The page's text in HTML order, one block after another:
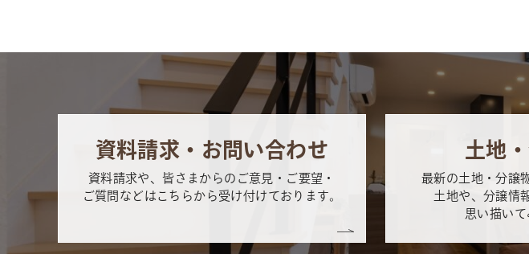
資料請求・お問い合わせ
資料請求や、皆さまからのご意見・ご要望・
ご質問などはこちらから受け付けております。
土地
最新の土地・分譲
土地や、分譲情
思い描いて